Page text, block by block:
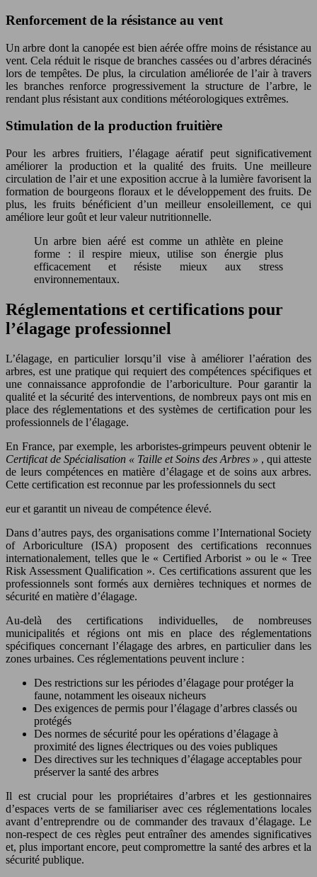
Renforcement de la résistance au vent
Un arbre dont la canopée est bien aérée offre moins de résistance au
vent. Cela réduit le risque de branches cassées ou d’arbres déracinés
lors de tempêtes. De plus, la circulation améliorée de l’air à travers
les branches renforce progressivement la structure de l’arbre, le
rendant plus résistant aux conditions météorologiques extrêmes.
Stimulation de la production fruitière
Pour les arbres fruitiers, l’élagage aératif peut significativement
améliorer la production et la qualité des fruits. Une meilleure
circulation de l’air et une exposition accrue à la lumière favorisent la
formation de bourgeons floraux et le développement des fruits. De
plus, les fruits bénéficient d’un meilleur ensoleillement, ce qui
améliore leur goût et leur valeur nutritionnelle.
Un arbre bien aéré est comme un athlète en pleine
forme : il respire mieux, utilise son énergie plus
efficacement et résiste mieux aux stress
environnementaux.
Réglementations et certifications pour
l’élagage professionnel
L’élagage, en particulier lorsqu’il vise à améliorer l’aération des
arbres, est une pratique qui requiert des compétences spécifiques et
une connaissance approfondie de l’arboriculture. Pour garantir la
qualité et la sécurité des interventions, de nombreux pays ont mis en
place des réglementations et des systèmes de certification pour les
professionnels de l’élagage.
En France, par exemple, les arboristes-grimpeurs peuvent obtenir le
Certificat de Spécialisation « Taille et Soins des Arbres » , qui atteste
de leurs compétences en matière d’élagage et de soins aux arbres.
Cette certification est reconnue par les professionnels du sect
eur et garantit un niveau de compétence élevé.
Dans d’autres pays, des organisations comme l’International Society
of Arboriculture (ISA) proposent des certifications reconnues
internationalement, telles que le « Certified Arborist » ou le « Tree
Risk Assessment Qualification ». Ces certifications assurent que les
professionnels sont formés aux dernières techniques et normes de
sécurité en matière d’élagage.
Au-delà des certifications individuelles, de nombreuses
municipalités et régions ont mis en place des réglementations
spécifiques concernant l’élagage des arbres, en particulier dans les
zones urbaines. Ces réglementations peuvent inclure :
Des restrictions sur les périodes d’élagage pour protéger la
faune, notamment les oiseaux nicheurs
Des exigences de permis pour l’élagage d’arbres classés ou
protégés
Des normes de sécurité pour les opérations d’élagage à
proximité des lignes électriques ou des voies publiques
Des directives sur les techniques d’élagage acceptables pour
préserver la santé des arbres
Il est crucial pour les propriétaires d’arbres et les gestionnaires
d’espaces verts de se familiariser avec ces réglementations locales
avant d’entreprendre ou de commander des travaux d’élagage. Le
non-respect de ces règles peut entraîner des amendes significatives
et, plus important encore, peut compromettre la santé des arbres et la
sécurité publique.